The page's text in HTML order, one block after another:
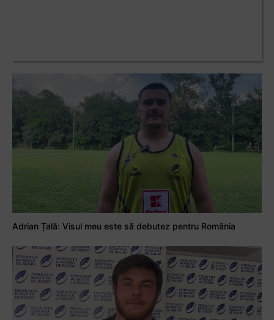
Adrian Țală: Visul meu este să debutez pentru România